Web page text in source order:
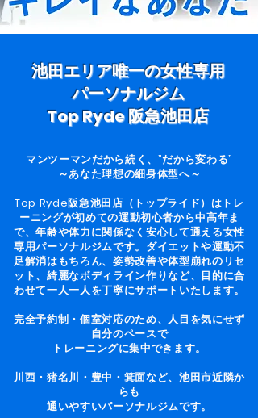
池田エリア唯一の女性専用
パーソナルジム
Top Ryde 阪急池田店
マンツーマンだから続く、”だから変わる”
～あなた理想の細身体型へ～
Top Ryde阪急池田店（トップライド）はトレ
ーニングが初めての運動初心者から中高年ま
で、年齢や体力に関係なく安心して通える女性
専用パーソナルジムです。ダイエットや運動不
足解消はもちろん、姿勢改善や体型崩れのリセ
ット、綺麗なボディライン作りなど、目的に合
わせて一人一人を丁寧にサポートいたします。
完全予約制・個室対応のため、人目を気にせず
自分のペースで
トレーニングに集中できます。
​川西・猪名川・豊中・箕面など、池田市近隣か
らも
通いやすいパーソナルジムです。